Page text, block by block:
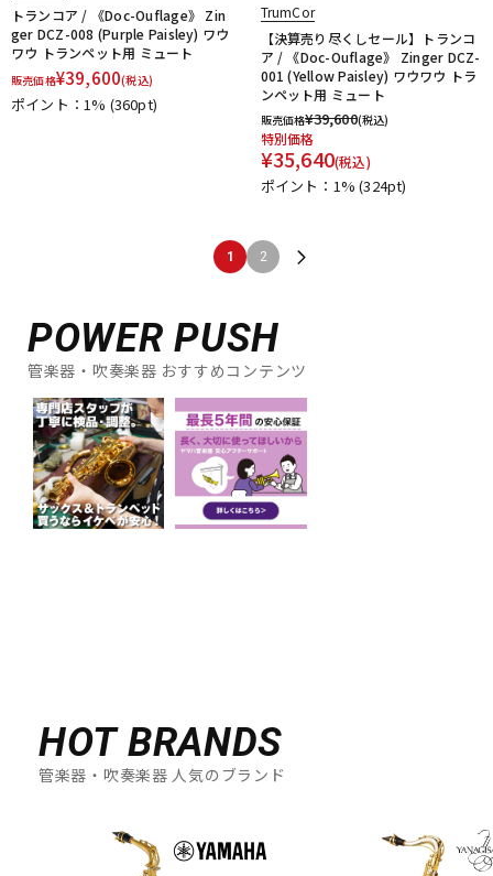
トランコア / 《Doc-Ouflage》 Zin
ger DCZ-008 (Purple Paisley) ワウ
ワウ トランペット用 ミュート
販売価格¥39,600(税込)
ポイント：1% (360pt)
TrumCor
【決算売り尽くしセール】トランコ
ア / 《Doc-Ouflage》 Zinger DCZ-
001 (Yellow Paisley) ワウワウ トラ
ンペット用 ミュート
販売価格¥39,600(税込)
特別価格
¥35,640(税込)
ポイント：1%(324pt)
1 2
POWER PUSH
管楽器・吹奏楽器 おすすめコンテンツ
HOT BRANDS
管楽器・吹奏楽器 人気のブランド